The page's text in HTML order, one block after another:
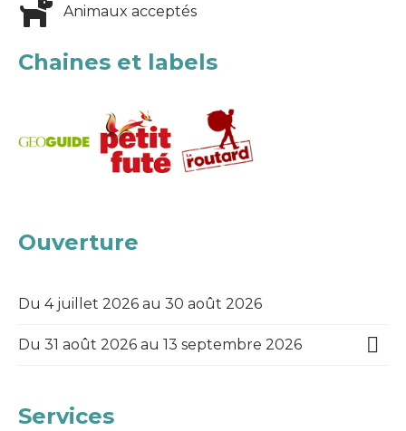
Animaux acceptés
Chaines et labels
Ouverture
Du 4 juillet 2026 au 30 août 2026
Du 31 août 2026 au 13 septembre 2026
Services